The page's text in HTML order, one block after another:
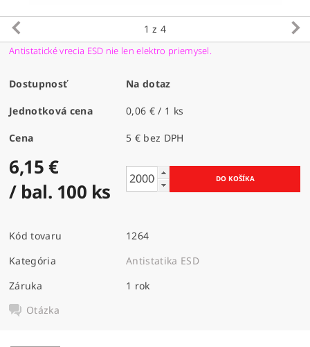
1 z 4
Antistatické vrecia ESD nie len elektro priemysel.
Dostupnosť Na dotaz
Jednotková cena 0,06 € / 1 ks
Cena 5 € bez DPH
6,15 €
/ bal. 100 ks
Kód tovaru
1264
Kategória
Antistatika ESD
Záruka
1 rok
Otázka